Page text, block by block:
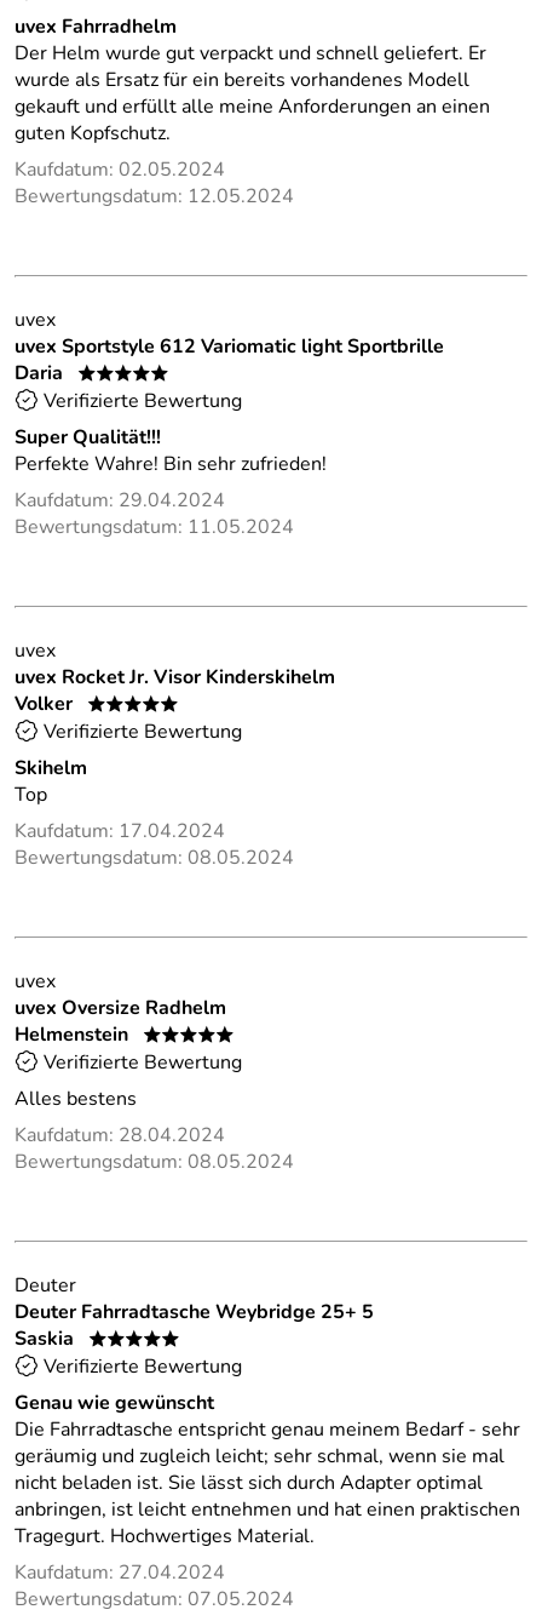
uvex Fahrradhelm
Der Helm wurde gut verpackt und schnell geliefert. Er
wurde als Ersatz für ein bereits vorhandenes Modell
gekauft und erfüllt alle meine Anforderungen an einen
guten Kopfschutz.
Kaufdatum: 02.05.2024
Bewertungsdatum: 12.05.2024
uvex
uvex Sportstyle 612 Variomatic light Sportbrille
Daria
*****
Verifizierte Bewertung
Super Qualität!!!
Perfekte Wahre! Bin sehr zufrieden!
Kaufdatum: 29.04.2024
Bewertungsdatum: 11.05.2024
uvex
uvex Rocket Jr. Visor Kinderskihelm
Volker
*****
Verifizierte Bewertung
Skihelm
Top
Kaufdatum: 17.04.2024
Bewertungsdatum: 08.05.2024
uvex
uvex Oversize Radhelm
Helmenstein
*****
Verifizierte Bewertung
Alles bestens
Kaufdatum: 28.04.2024
Bewertungsdatum: 08.05.2024
Deuter
Deuter Fahrradtasche Weybridge 25+ 5
Saskia
*****
Verifizierte Bewertung
Genau wie gewünscht
Die Fahrradtasche entspricht genau meinem Bedarf - sehr
geräumig und zugleich leicht; sehr schmal, wenn sie mal
nicht beladen ist. Sie lässt sich durch Adapter optimal
anbringen, ist leicht entnehmen und hat einen praktischen
Tragegurt. Hochwertiges Material.
Kaufdatum: 27.04.2024
Bewertungsdatum: 07.05.2024